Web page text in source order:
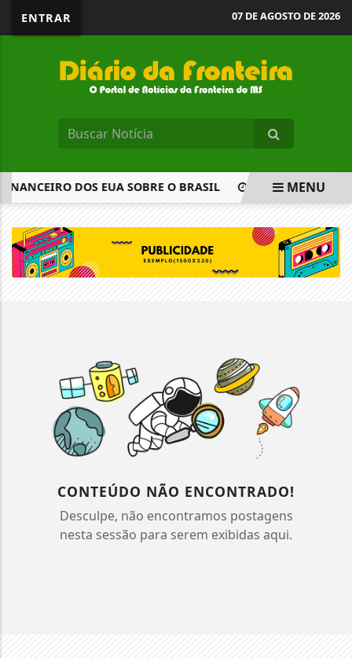
ENTRAR 07 DE AGOSTO DE 2026
DOS EUA SOBRE O BRASIL MOTTA SE REÚNE
MENU
CONTEÚDO NÃO ENCONTRADO!
Desculpe, não encontramos postagens
nesta sessão para serem exibidas aqui.